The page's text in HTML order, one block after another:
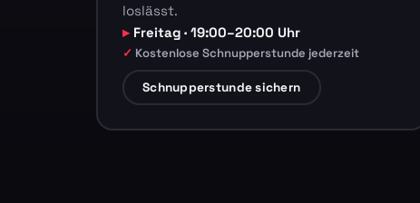
loslässt.
Freitag · 19:00–20:00 Uhr
Kostenlose Schnupperstunde jederzeit
Schnupperstunde sichern